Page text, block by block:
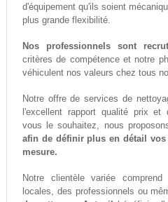
d'équipement qu'ils soient
plus grande flexibilité.
Nos professionnels sont
critères de compétence et notre
véhiculent nos valeurs chez tous
Notre offre de services de
l'excellent rapport qualité prix et
vous le souhaitez, nous
afin de définir plus en détail
mesure.
Notre clientèle variée
locales, des professionnels ou